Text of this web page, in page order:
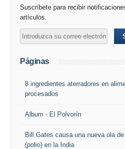
Suscríbete para recibir
artículos.
Páginas
8 ingredientes aterradores en
procesados
Album - El Polvorín
Bill Gates causa una nueva ola
(polio) en la India